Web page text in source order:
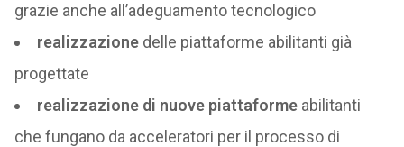
grazie anche all’adeguamento tecnologico
realizzazione delle piattaforme abilitanti già
progettate
realizzazione di nuove piattaforme abilitanti
che fungano da acceleratori per il processo di